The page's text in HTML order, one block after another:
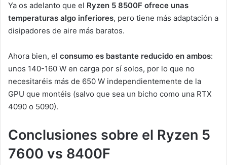
Ya os adelanto que el Ryzen 5 8500F ofrece unas
temperaturas algo inferiores, pero tiene más adaptación a
disipadores de aire más baratos.
Ahora bien, el consumo es bastante reducido en ambos:
unos 140-160 W en carga por sí solos, por lo que no
necesitaréis más de 650 W independientemente de la
GPU que montéis (salvo que sea un bicho como una RTX
4090 o 5090).
Conclusiones sobre el Ryzen 5
7600 vs 8400F